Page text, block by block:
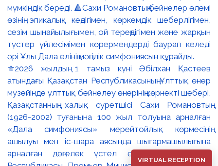
⚜️2026 жылдың 1 тамыз күні Әбілхан Қастеев
атындағы Қазақстан Республикасының Ұлттық өнер
музейінде ұлттық бейнелеу өнерінің көрнекті шебері,
Қазақстанның халық суретшісі Сахи Романовтың
(1926-2002) туғанына 100 жыл толуына арналған
«Дала симфониясы» мерейтойлық көрмесінің
ашылуы мен іс-шара аясында шығармашылығына
арналған дөңгелек үстел өтті. 🔹Қазақстан
VIRTUAL RECEPTION